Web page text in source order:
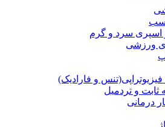
اسپری سرد و گرم
ورزشی
و فارادیک)
ثابت و تردمیل
درمانی